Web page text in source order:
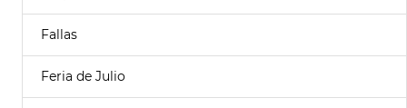
Fallas
Feria de Julio